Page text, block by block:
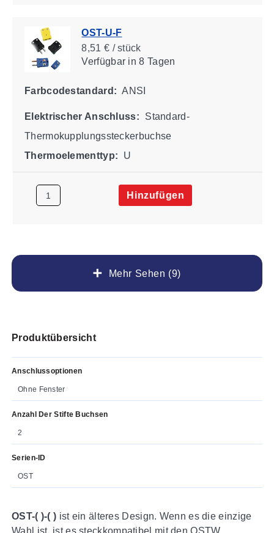
Mehr Sehen (9)
OST-U-F
8,51 € / stück
Verfügbarin 8 Tagen
Farbcodestandard: ANSI
Elektrischer Anschluss:
Standard-
Thermokupplungssteckerbuchse
Thermoelementtyp:
U
Hinzufügen
Produktübersicht
Anschlussoptionen
Ohne Fenster
Anzahl Der Stifte Buchsen
2
Serien-ID
OST
OST-( )-( ) ist ein älteres Design. Wenn es die einzige
Wahl ist, ist es steckkompatibel mit den OSTW